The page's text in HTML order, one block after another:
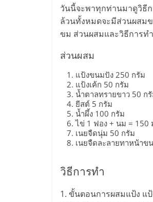
ไทย,
SMEs,
แฟ
รน
ไชส์,
ที่
วันนี้จะพาทุกท่านมาดูวิธี
ล้วนทั้งหมดจะมีส่วนผสม
ขม ส่วนผสมและวิธีการท
ส่วนผสม
แป้งขนมปัง 250 กรัม
แป้งเค้ก 50 กรัม
น้ำตาลทรายขาว 50 ก
ยีสต์ 5 กรัม
น้ำผึ้ง 100 กรัม
ไข่ 1 ฟอง + นม = 150
เนยจืดนุ่ม 50 กรัม
เนยจืดละลายทาหน้าข
วิธีการทำ
1. ขั้นตอนการผสมแป้ง แ